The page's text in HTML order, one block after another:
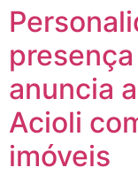
anuncia
Acioli
imóveis